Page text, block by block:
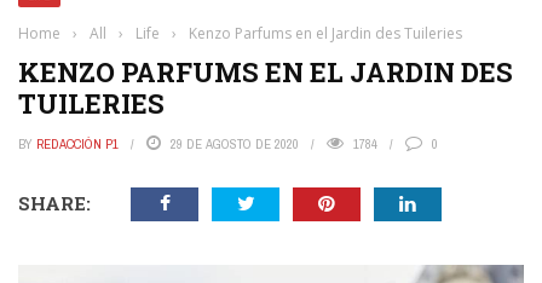
Home › All › Life › Kenzo Parfums en el Jardin des Tuileries
KENZO PARFUMS EN EL JARDIN DES
TUILERIES
BY REDACCIÓN P1 29 DE AGOSTO DE 2020 1784 0
SHARE: